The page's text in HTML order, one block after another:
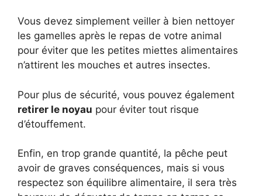
Vous devez simplement veiller à bien nettoyer
les gamelles après le repas de votre animal
pour éviter que les petites miettes alimentaires
n’attirent les mouches et autres insectes.
Pour plus de sécurité, vous pouvez également
retirer le noyau pour éviter tout risque
d’étouffement.
Enfin, en trop grande quantité, la pêche peut
avoir de graves conséquences, mais si vous
respectez son équilibre alimentaire, il sera très